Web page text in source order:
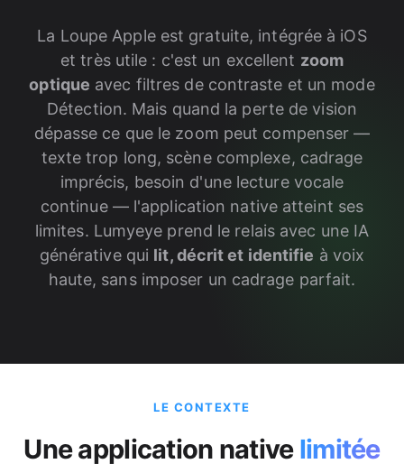
La Loupe Apple est gratuite, intégrée à iOS
et très utile : c'est un excellent zoom
optique avec filtres de contraste et un mode
Détection. Mais quand la perte de vision
dépasse ce que le zoom peut compenser —
texte trop long, scène complexe, cadrage
imprécis, besoin d'une lecture vocale
continue — l'application native atteint ses
limites. Lumyeye prend le relais avec une IA
générative qui lit, décrit et identifie à voix
haute, sans imposer un cadrage parfait.
LE CONTEXTE
Une application native limitée